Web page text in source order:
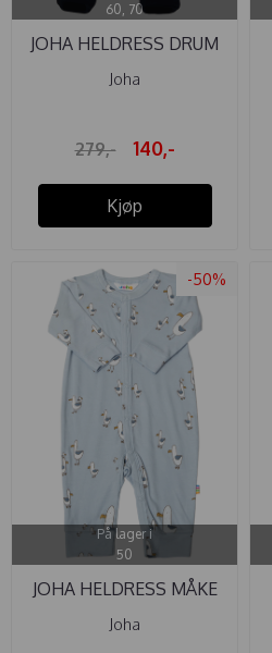
60, 70
JOHA HELDRESS DRUM
BEIGE
Joha
279,- 140,-
Kjøp
-50%
På lager i
50
JOHA HELDRESS MÅKE
BLÅ
Joha